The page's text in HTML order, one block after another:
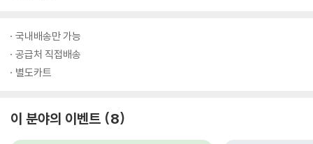
국내배송만 가능
공급처 직접배송
별도카트
이 분야의 이벤트 8